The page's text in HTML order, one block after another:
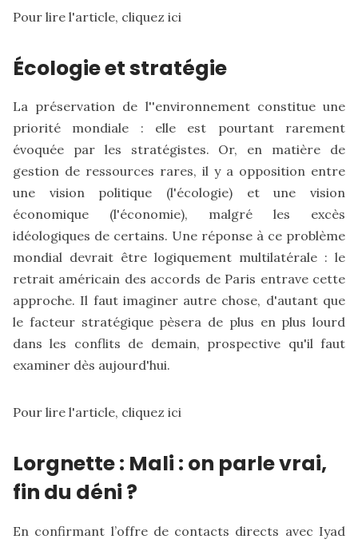
Pour lire l'article, cliquez ici
Écologie et stratégie
La préservation de l''environnement constitue une
priorité mondiale : elle est pourtant rarement
évoquée par les stratégistes. Or, en matière de
gestion de ressources rares, il y a opposition entre
une vision politique (l'écologie) et une vision
économique (l'économie), malgré les excès
idéologiques de certains. Une réponse à ce problème
mondial devrait être logiquement multilatérale : le
retrait américain des accords de Paris entrave cette
approche. Il faut imaginer autre chose, d'autant que
le facteur stratégique pèsera de plus en plus lourd
dans les conflits de demain, prospective qu'il faut
examiner dès aujourd'hui.
Pour lire l'article, cliquez ici
Lorgnette : Mali : on parle vrai,
fin du déni ?
En confirmant l’offre de contacts directs avec Iyad